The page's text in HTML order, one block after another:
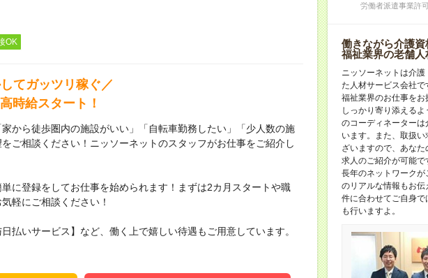
OK
てガッツリ稼ぐ／
時給スタート！
から徒歩圏内の施設がいい」「自転車勤務したい」「少人数の施
ご相談ください！ニッソーネットのスタッフがお仕事をご紹介し
に登録をしてお仕事を始められます！まずは2カ月スタートや職
軽にご相談ください！
払いサービス】など、働く上で嬉しい待遇もご用意しています。
労働者派遣事業許
働きながら介護
福祉業界の老舗人
ニッソーネットは介
た人材サービス会社で
福祉業界のお仕事を
しっかり寄り添える
のコーディネーター
います。また、取扱
ざいますので、あな
求人のご紹介が可能で
長年のネットワーク
のリアルな情報もお
件に合わせてご自身
も行いますよ。